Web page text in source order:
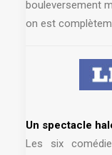
bouleversement
on est
Un spectacle
Les six